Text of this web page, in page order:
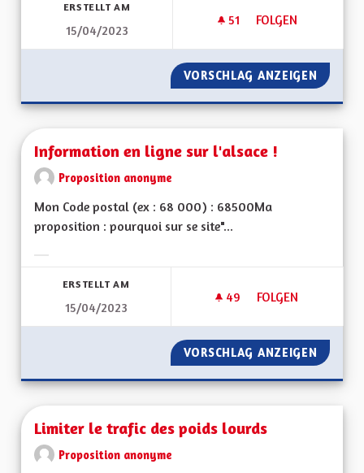
ERSTELLT AM
15/04/2023
51 51 FOLLOWER
FOLGEN
AUGMENTER LA
VORSCHLAG ANZEIGEN
Information en ligne sur l'alsace !
Proposition anonyme
Mon Code postal (ex : 68 000) : 68500Ma
proposition : pourquoi sur se site"...
ERSTELLT AM
15/04/2023
49 49 FOLLOWER
FOLGEN
INFORMATION EN
VORSCHLAG ANZEIGEN
Limiter le trafic des poids lourds
Proposition anonyme